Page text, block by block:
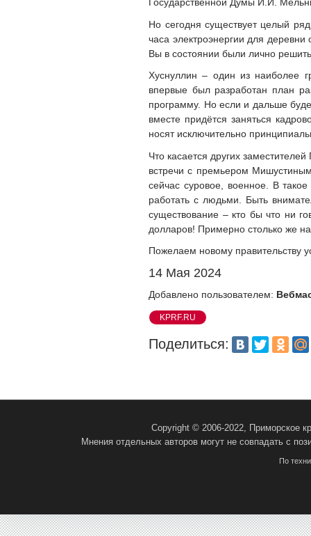
Но сегодня существует целый
часа электроэнергии для
Вы в состоянии были лично
Хуснуллин – один из наиболее
впервые был разработан план
программу. Но если и дальше
вместе придётся заняться
носят исключительно
Что касается других
встречи с премьером
сейчас суровое, военное. В
работать с людьми. Быть
существование – кто бы что ни
долларов! Примерно столько же
Пожелаем новому правительству
14 Мая 2024
Добавлено пользователем:
KPRF.RU
Поделиться:
Copyright © 2006-2022, Приморское
Мнения отдельных авторов могут не совпадать с
По